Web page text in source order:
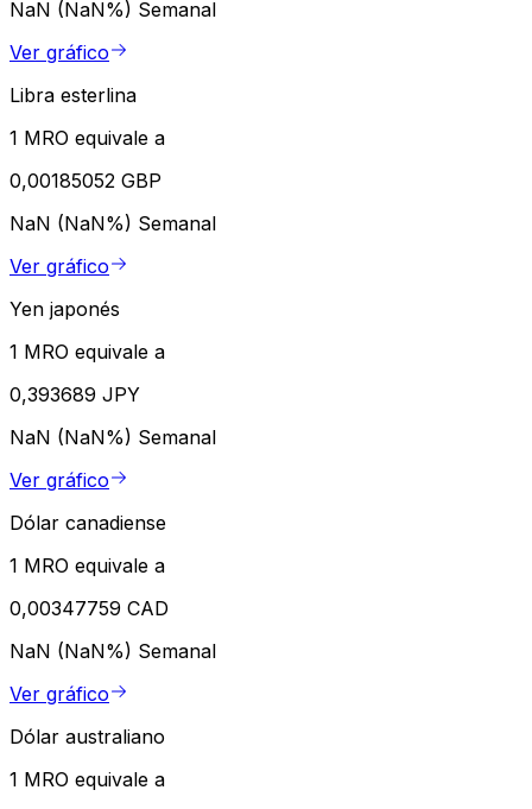
NaN (NaN%) Semanal
Ver gráfico
Libra esterlina
1 MRO equivale a
0,00185052 GBP
NaN (NaN%) Semanal
Ver gráfico
Yen japonés
1 MRO equivale a
0,393689 JPY
NaN (NaN%) Semanal
Ver gráfico
Dólar canadiense
1 MRO equivale a
0,00347759 CAD
NaN (NaN%) Semanal
Ver gráfico
Dólar australiano
1 MRO equivale a